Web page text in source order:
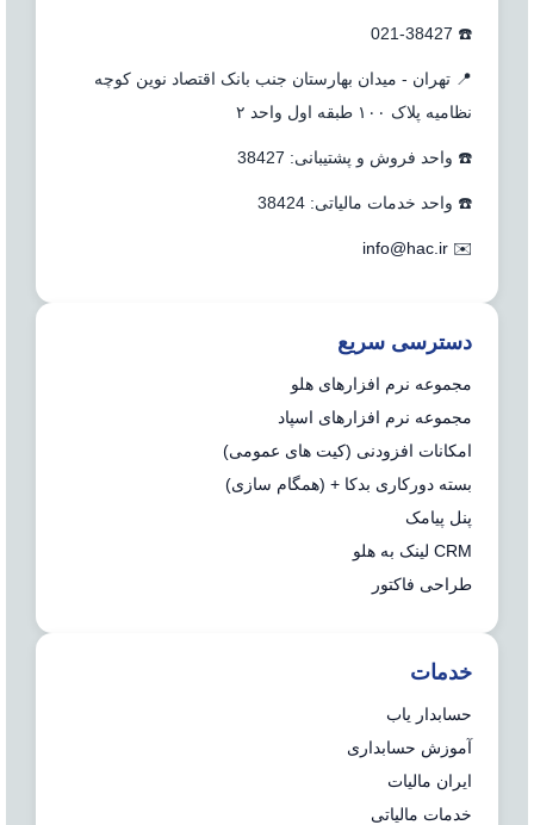
☎️ 021-38427
📍 تهران - میدان بهارستان جنب بانک اقتصاد نوین کوچه
نظامیه پلاک ۱۰۰ طبقه اول واحد ۲
☎️ واحد فروش و پشتیبانی: 38427
☎️ واحد خدمات مالیاتی: 38424
✉️
info@hac.ir
دسترسی سریع
مجموعه نرم افزارهای هلو
مجموعه نرم افزارهای اسپاد
امکانات افزودنی (کیت های عمومی)
بسته دورکاری بدکا + (همگام سازی)
پنل پیامک
CRM لینک به هلو
طراحی فاکتور
خدمات
حسابدار یاب
آموزش حسابداری
ایران مالیات
خدمات مالیاتی